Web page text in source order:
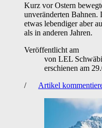
Kurz vor Ostern
unveränderten Bahnen.
etwas lebendiger aber
als in anderen Jahren.
Veröffentlicht am
von LEL
erschienen am
/
Artikel